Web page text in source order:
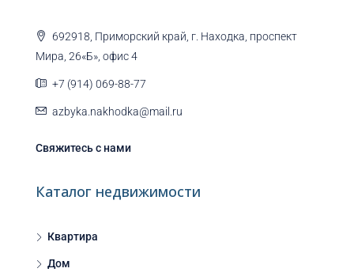
692918, Приморский край, г. Находка, проспект
Мира, 26«Б», офис 4
+7 (914) 069-88-77
azbyka.nakhodka@mail.ru
Свяжитесь с нами
Каталог недвижимости
Квартира
Дом